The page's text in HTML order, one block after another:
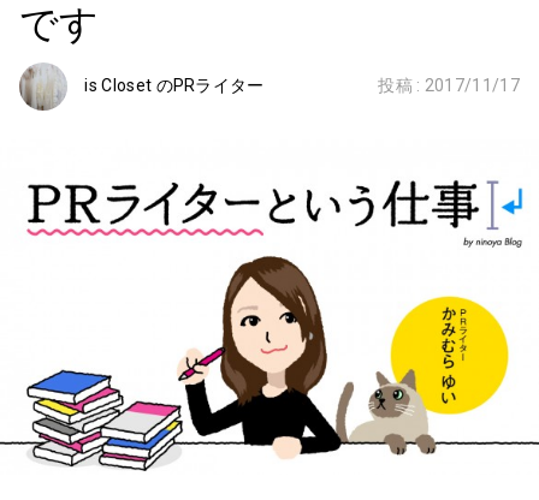
です
is Closet のPRライター 投稿 : 2017/11/17